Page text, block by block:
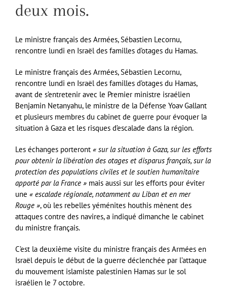
deux mois.
Le ministre français des Armées, Sébastien Lecornu,
rencontre lundi en Israël des familles d’otages du Hamas.
Le ministre français des Armées, Sébastien Lecornu,
rencontre lundi en Israël des familles d’otages du Hamas,
avant de s’entretenir avec le Premier ministre israélien
Benjamin Netanyahu, le ministre de la Défense Yoav Gallant
et plusieurs membres du cabinet de guerre pour évoquer la
situation à Gaza et les risques d’escalade dans la région.
Les échanges porteront « sur la situation à Gaza, sur les efforts
pour obtenir la libération des otages et disparus français, sur la
protection des populations civiles et le soutien humanitaire
apporté par la France » mais aussi sur les efforts pour éviter
une « escalade régionale, notamment au Liban et en mer
Rouge », où les rebelles yéménites houthis mènent des
attaques contre des navires, a indiqué dimanche le cabinet
du ministre français.
C’est la deuxième visite du ministre français des Armées en
Israël depuis le début de la guerre déclenchée par l’attaque
du mouvement islamiste palestinien Hamas sur le sol
israélien le 7 octobre.